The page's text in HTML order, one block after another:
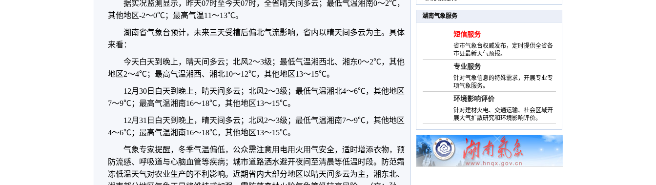
据实况监测显示，昨天07时至今天07时，全省晴天间多云；最低气温湘南0～2℃，
其他地区-2～0℃；最高气温11～13℃。
湖南省气象台预计，未来三天受槽后偏北气流影响，省内以晴天间多云为主。具体
来看：
今天白天到晚上，晴天间多云；北风2～3级；最低气温湘西北、湘东0～2℃，其他
地区2～4℃；最高气温湘西、湘北10～12℃，其他地区13～15℃。
12月30日白天到晚上，晴天间多云；北风2～3级；最低气温湘北4～6℃，其他地区
7～9℃；最高气温湘南16～18℃，其他地区13～15℃。
12月31日白天到晚上，晴天间多云；北风2～3级；最低气温湘南7～9℃，其他地区
4～6℃；最高气温湘南16～18℃，其他地区13～15℃。
气象专家提醒，冬季气温偏低，公众需注意用电用火用气安全，适时增添衣物，预
防流感、呼吸道与心脑血管等疾病；城市道路洒水避开夜间至清晨等低温时段。防范霜
冻低温天气对农业生产的不利影响。近期省内大部分地区以晴天间多云为主，湘东北、
湖南气象服务
短信服务
省市气象台权威发布，定时提供全省各
市县最新天气预报。
专业服务
针对气象信息的特殊需求，开展专业专
项气象服务。
环境影响评价
针对建材火电、交通运输、社会区域开
展大气扩散研究和环境影响评价。